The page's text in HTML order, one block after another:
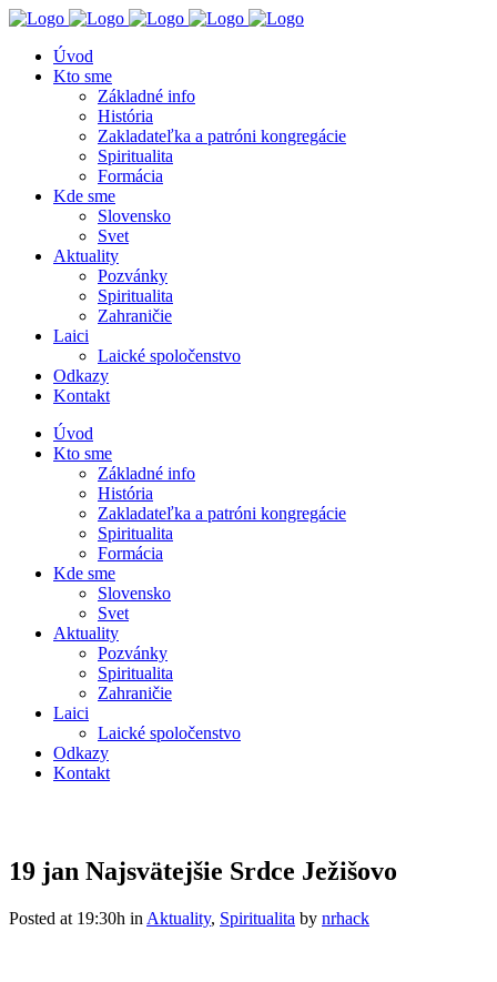
Úvod
Kto sme
Základné info
História
Zakladateľka a patróni kongregácie
Spiritualita
Formácia
Kde sme
Slovensko
Svet
Aktuality
Pozvánky
Spiritualita
Zahraničie
Laici
Laické spoločenstvo
Odkazy
Kontakt
Úvod
Kto sme
Základné info
História
Zakladateľka a patróni kongregácie
Spiritualita
Formácia
Kde sme
Slovensko
Svet
Aktuality
Pozvánky
Spiritualita
Zahraničie
Laici
Laické spoločenstvo
Odkazy
Kontakt
19 jan Najsvätejšie Srdce Ježišovo
Posted at 19:30h in Aktuality, Spiritualita by nrhack